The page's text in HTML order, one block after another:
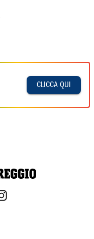
CLICCA QUI